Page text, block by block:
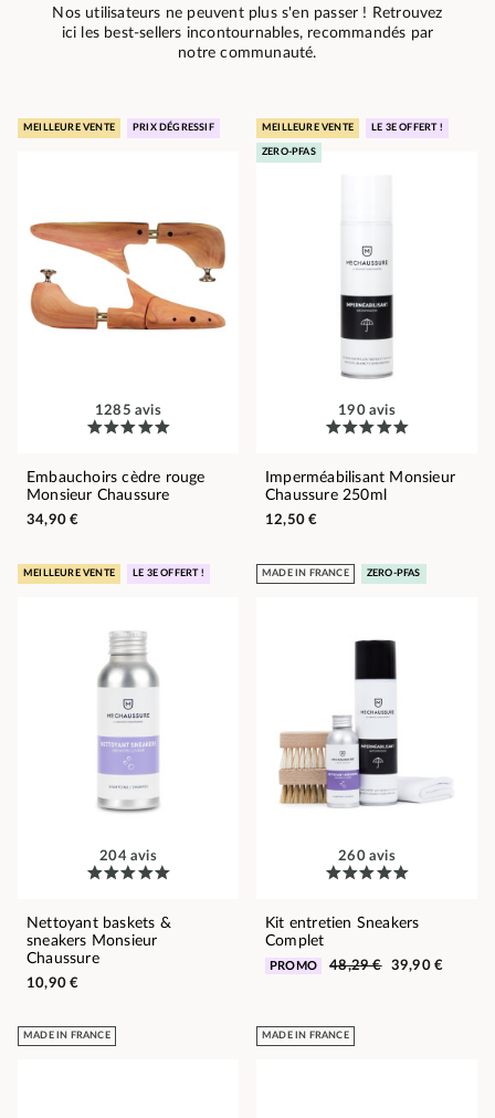
Nos utilisateurs ne peuvent plus s'en passer ! Retrouvez
ici les best-sellers incontournables, recommandés par
notre communauté.
MEILLEURE VENTE PRIX DÉGRESSIF
1285 avis
Embauchoirs cèdre rouge
Monsieur Chaussure
34,90 €
MEILLEURE VENTE LE 3E OFFERT !
ZERO-PFAS
190 avis
Imperméabilisant Monsieur
Chaussure 250ml
12,50 €
MEILLEURE VENTE LE 3E OFFERT !
204 avis
Nettoyant baskets &
sneakers Monsieur
Chaussure
10,90 €
MADE IN FRANCE ZERO-PFAS
260 avis
Kit entretien Sneakers
Complet
PROMO 48,29 € 39,90 €
MADE IN FRANCE MADE IN FRANCE